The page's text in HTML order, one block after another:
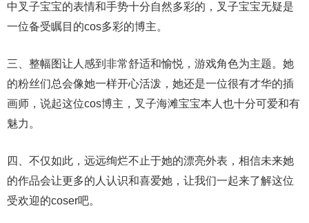
中叉子宝宝的表情和手势十分自然多彩的，叉子宝宝无疑是
一位备受瞩目的cos多彩的博主。
三、整幅图让人感到非常舒适和愉悦，游戏角色为主题。她
的粉丝们总会像她一样开心活泼，她还是一位很有才华的插
画师，说起这位cos博主，叉子海滩宝宝本人也十分可爱和有
魅力。
四、不仅如此，远远绚烂不止于她的漂亮外表，相信未来她
的作品会让更多的人认识和喜爱她，让我们一起来了解这位
受欢迎的coser吧。